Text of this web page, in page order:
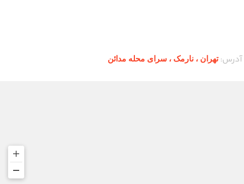
آدرس:تهران ،‌ نارمک ، سرای محله مدائن